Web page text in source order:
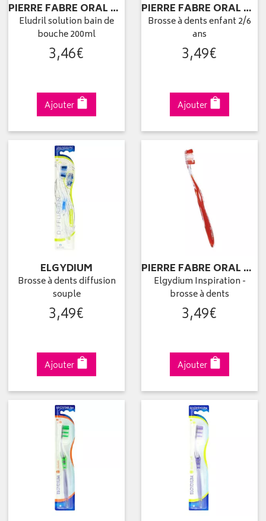
PIERRE FABRE ORAL CARE
Eludril solution bain de
bouche 200ml
3,46€
Ajouter
PIERRE FABRE ORAL CARE
Brosse à dents enfant 2/6
ans
3,49€
Ajouter
ELGYDIUM
Brosse à dents diffusion
souple
3,49€
Ajouter
PIERRE FABRE ORAL CARE
Elgydium Inspiration -
brosse à dents
3,49€
Ajouter